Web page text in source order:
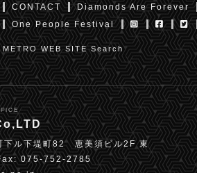
CONTACT
Diamonds Are Forever
One People Festival
METRO WEB SITE Search
下ル下堤町82 恵美須ビル2F 東
075-752-2785